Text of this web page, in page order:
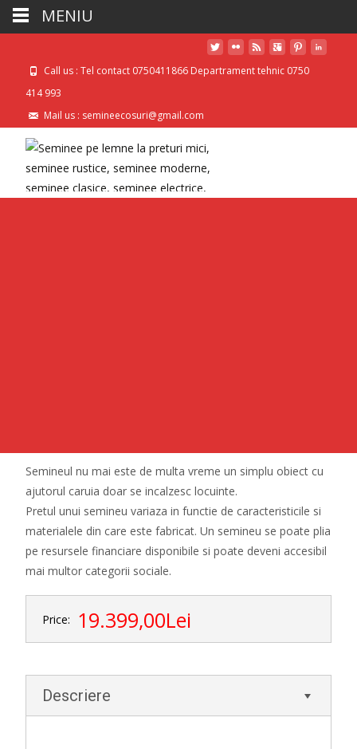
Call us : Tel contact 0750411866 Departrament tehnic 0750
414 993
Mail us : semineecosuri@gmail.com
Semineul nu mai este de multa vreme un simplu obiect cu
ajutorul caruia doar se incalzesc locuinte.
Pretul unui semineu variaza in functie de caracteristicile si
materialele din care este fabricat. Un semineu se poate plia
pe resursele financiare disponibile si poate deveni accesibil
mai multor categorii sociale.
Price: 19.399,00Lei
Descriere
MENIU